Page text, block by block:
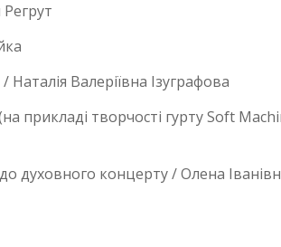
Валеріївна Ізуграфова
творчості гурту Soft
духовного концерту / Олена